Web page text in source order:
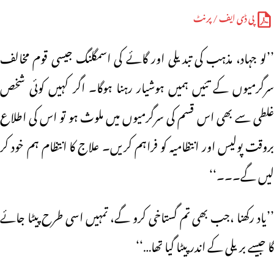
پی ڈی ایف / پرنٹ
’’لو جہاد، مذہب کی تبدیلی اور گائے کی اسمگلنگ جیسی قوم مخالف
سرگرمیوں کے تئیں ہمیں ہوشیار رہنا ہوگا۔ اگر کہیں کوئی شخص
غلطی سے بھی اس قسم کی سرگرمیوں میں ملوث ہو تو اس کی اطلاع
بروقت پولیس اور انتظامیہ کو فراہم کریں۔ علاج کا انتظام ہم خود کر
لیں گے۔۔۔‘‘
’’یاد رکھنا ،جب بھی تم گستاخی کرو گے، تمہیں اسی طرح پیٹا جائے
گا جیسے بریلی کے اندر پیٹا گیا تھا…‘‘